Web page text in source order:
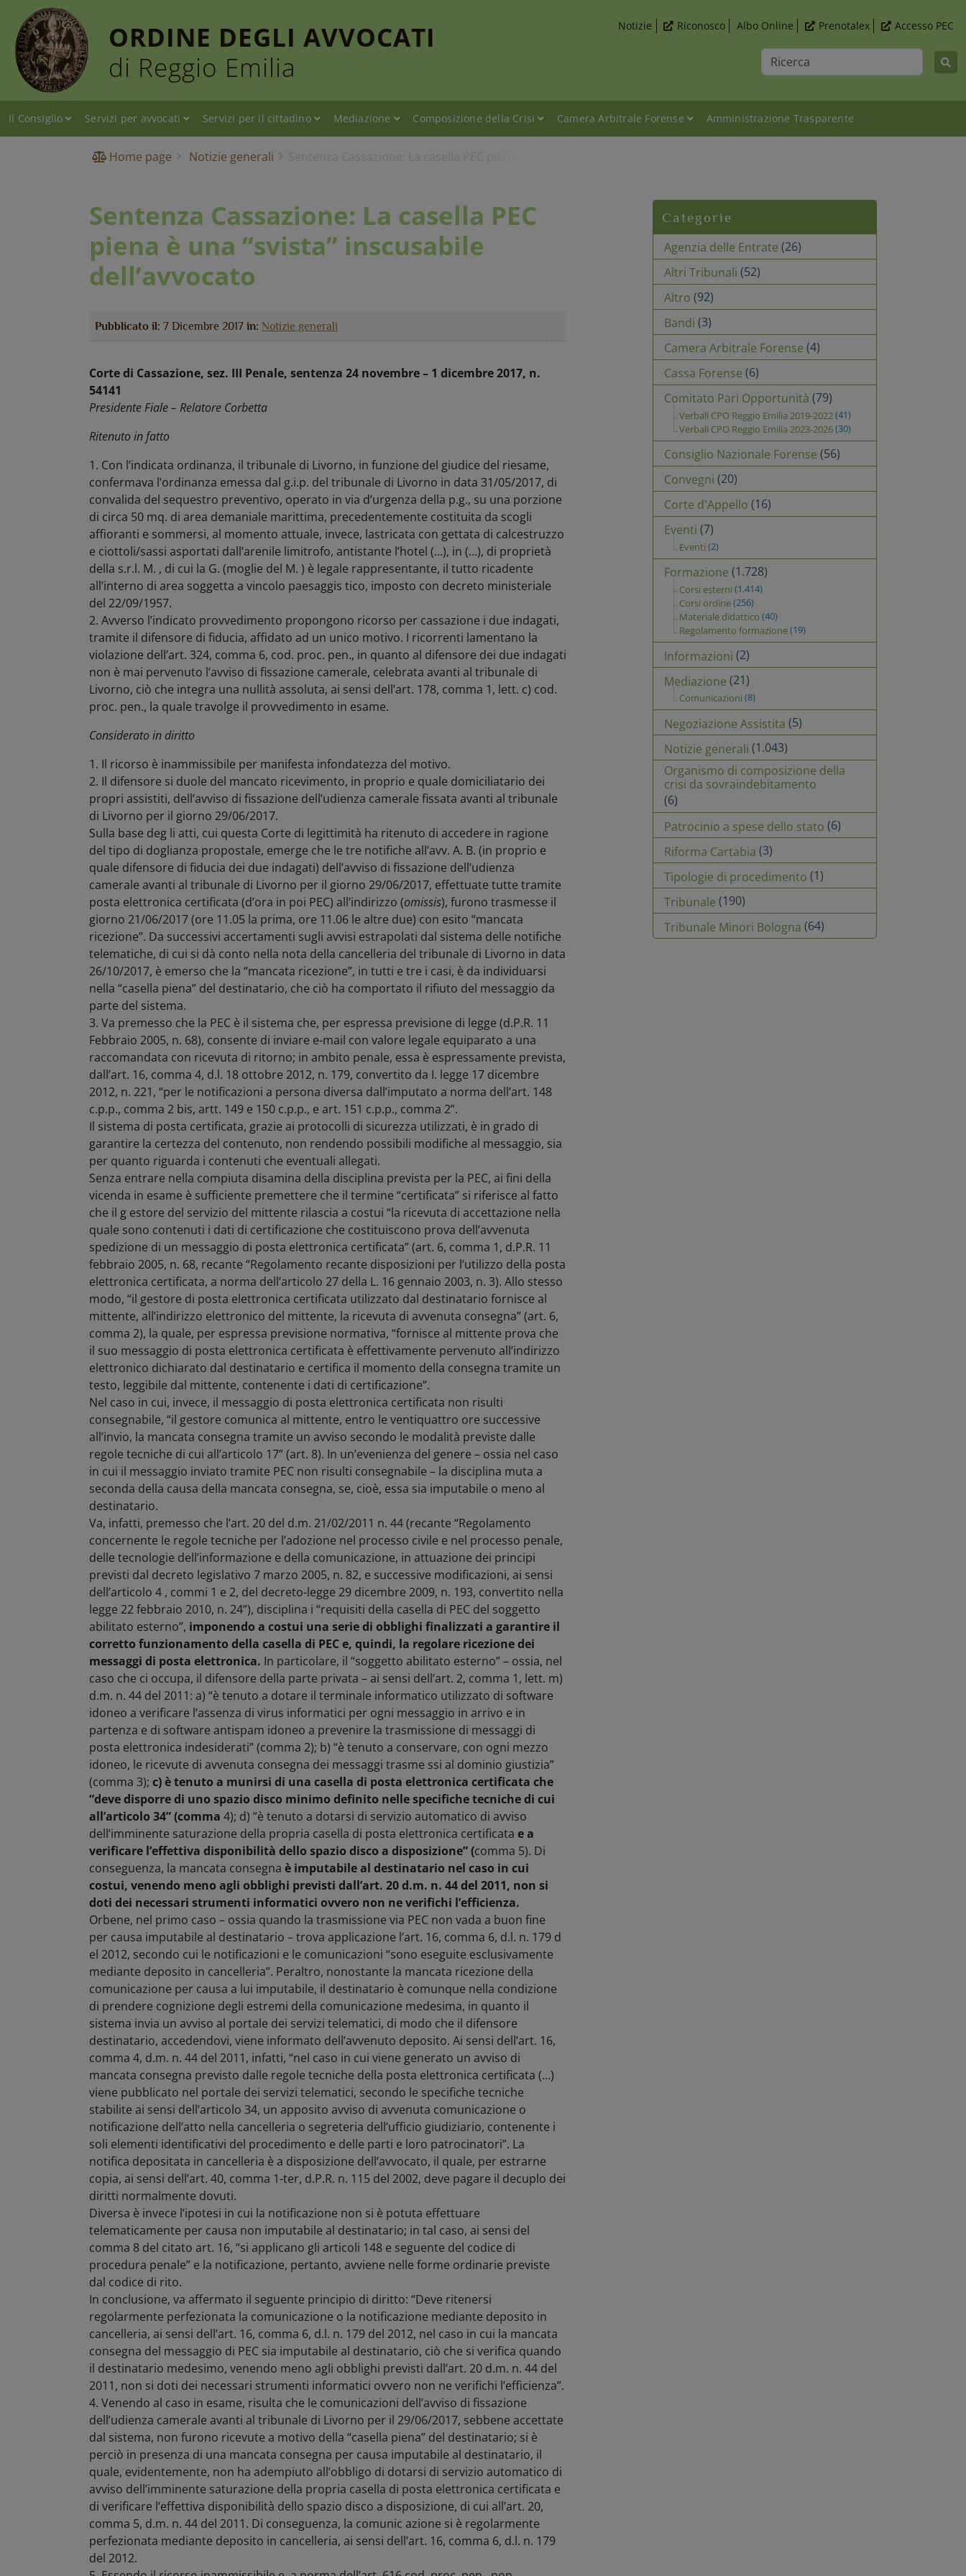
ORDINE DEGLI AVVOCATI
di Reggio Emilia
Ricerca
Notizie Riconosco Albo Online Prenotalex Accesso PEC
Il Consiglio Servizi per avvocati Servizi per il cittadino Mediazione Composizione della Crisi Camera Arbitrale Forense Amministrazione Trasparente
Home page Notizie generali
Sentenza Cassazione: La casella PEC
piena è una “svista” inscusabile
dell’avvocato
Pubblicato il: 7 Dicembre 2017 in: Notizie generali
Corte di Cassazione, sez. III Penale, sentenza 24 novembre – 1 dicembre 2017, n.
54141
Presidente Fiale – Relatore Corbetta
Ritenuto in fatto
1. Con l’indicata ordinanza, il tribunale di Livorno, in funzione del giudice del riesame,
confermava l’ordinanza emessa dal g.i.p. del tribunale di Livorno in data 31/05/2017, di
convalida del sequestro preventivo, operato in via d’urgenza della p.g., su una porzione
di circa 50 mq. di area demaniale marittima, precedentemente costituita da scogli
affioranti e sommersi, al momento attuale, invece, lastricata con gettata di calcestruzzo
e ciottoli/sassi asportati dall’arenile limitrofo, antistante l’hotel (…), in (…), di proprietà
della s.r.l. M. , di cui la G. (moglie del M. ) è legale rappresentante, il tutto ricadente
all’interno di area soggetta a vincolo paesaggis tico, imposto con decreto ministeriale
del 22/09/1957.
2. Avverso l’indicato provvedimento propongono ricorso per cassazione i due indagati,
tramite il difensore di fiducia, affidato ad un unico motivo. I ricorrenti lamentano la
violazione dell’art. 324, comma 6, cod. proc. pen., in quanto al difensore dei due indagati
non è mai pervenuto l’avviso di fissazione camerale, celebrata avanti al tribunale di
Livorno, ciò che integra una nullità assoluta, ai sensi dell’art. 178, comma 1, lett. c) cod.
proc. pen., la quale travolge il provvedimento in esame.
Considerato in diritto
1. Il ricorso è inammissibile per manifesta infondatezza del motivo.
2. Il difensore si duole del mancato ricevimento, in proprio e quale domiciliatario dei
propri assistiti, dell’avviso di fissazione dell’udienza camerale fissata avanti al tribunale
di Livorno per il giorno 29/06/2017.
Sulla base deg li atti, cui questa Corte di legittimità ha ritenuto di accedere in ragione
del tipo di doglianza propostale, emerge che le tre notifiche all’avv. A. B. (in proprio e
quale difensore di fiducia dei due indagati) dell’avviso di fissazione dell’udienza
camerale avanti al tribunale di Livorno per il giorno 29/06/2017, effettuate tutte tramite
posta elettronica certificata (d’ora in poi PEC) all’indirizzo (omissis), furono trasmesse il
giorno 21/06/2017 (ore 11.05 la prima, ore 11.06 le altre due) con esito “mancata
ricezione”. Da successivi accertamenti sugli avvisi estrapolati dal sistema delle notifiche
telematiche, di cui si dà conto nella nota della cancelleria del tribunale di Livorno in data
26/10/2017, è emerso che la “mancata ricezione”, in tutti e tre i casi, è da individuarsi
nella “casella piena” del destinatario, che ciò ha comportato il rifiuto del messaggio da
parte del sistema.
3. Va premesso che la PEC è il sistema che, per espressa previsione di legge (d.P.R. 11
Febbraio 2005, n. 68), consente di inviare e-mail con valore legale equiparato a una
raccomandata con ricevuta di ritorno; in ambito penale, essa è espressamente prevista,
dall’art. 16, comma 4, d.l. 18 ottobre 2012, n. 179, convertito da I. legge 17 dicembre
2012, n. 221, “per le notificazioni a persona diversa dall’imputato a norma dell’art. 148
c.p.p., comma 2 bis, artt. 149 e 150 c.p.p., e art. 151 c.p.p., comma 2”.
Il sistema di posta certificata, grazie ai protocolli di sicurezza utilizzati, è in grado di
garantire la certezza del contenuto, non rendendo possibili modifiche al messaggio, sia
per quanto riguarda i contenuti che eventuali allegati.
Senza entrare nella compiuta disamina della disciplina prevista per la PEC, ai fini della
vicenda in esame è sufficiente premettere che il termine “certificata” si riferisce al fatto
che il g estore del servizio del mittente rilascia a costui “la ricevuta di accettazione nella
quale sono contenuti i dati di certificazione che costituiscono prova dell’avvenuta
spedizione di un messaggio di posta elettronica certificata” (art. 6, comma 1, d.P.R. 11
febbraio 2005, n. 68, recante “Regolamento recante disposizioni per l’utilizzo della posta
elettronica certificata, a norma dell’articolo 27 della L. 16 gennaio 2003, n. 3). Allo stesso
modo, “il gestore di posta elettronica certificata utilizzato dal destinatario fornisce al
mittente, all’indirizzo elettronico del mittente, la ricevuta di avvenuta consegna” (art. 6,
comma 2), la quale, per espressa previsione normativa, “fornisce al mittente prova che
il suo messaggio di posta elettronica certificata è effettivamente pervenuto all’indirizzo
elettronico dichiarato dal destinatario e certifica il momento della consegna tramite un
testo, leggibile dal mittente, contenente i dati di certificazione”.
Nel caso in cui, invece, il messaggio di posta elettronica certificata non risulti
consegnabile, “il gestore comunica al mittente, entro le ventiquattro ore successive
all’invio, la mancata consegna tramite un avviso secondo le modalità previste dalle
regole tecniche di cui all’articolo 17” (art. 8). In un’evenienza del genere – ossia nel caso
in cui il messaggio inviato tramite PEC non risulti consegnabile – la disciplina muta a
seconda della causa della mancata consegna, se, cioè, essa sia imputabile o meno al
destinatario.
Va, infatti, premesso che l’art. 20 del d.m. 21/02/2011 n. 44 (recante “Regolamento
concernente le regole tecniche per l’adozione nel processo civile e nel processo penale,
delle tecnologie dell’informazione e della comunicazione, in attuazione dei principi
previsti dal decreto legislativo 7 marzo 2005, n. 82, e successive modificazioni, ai sensi
dell’articolo 4 , commi 1 e 2, del decreto-legge 29 dicembre 2009, n. 193, convertito nella
legge 22 febbraio 2010, n. 24”), disciplina i “requisiti della casella di PEC del soggetto
abilitato esterno”, imponendo a costui una serie di obblighi finalizzati a garantire il
corretto funzionamento della casella di PEC e, quindi, la regolare ricezione dei
messaggi di posta elettronica. In particolare, il “soggetto abilitato esterno” – ossia, nel
caso che ci occupa, il difensore della parte privata – ai sensi dell’art. 2, comma 1, lett. m)
d.m. n. 44 del 2011: a) “è tenuto a dotare il terminale informatico utilizzato di software
idoneo a verificare l’assenza di virus informatici per ogni messaggio in arrivo e in
partenza e di software antispam idoneo a prevenire la trasmissione di messaggi di
posta elettronica indesiderati” (comma 2); b) “è tenuto a conservare, con ogni mezzo
idoneo, le ricevute di avvenuta consegna dei messaggi trasme ssi al dominio giustizia”
(comma 3); c) è tenuto a munirsi di una casella di posta elettronica certificata che
“deve disporre di uno spazio disco minimo definito nelle specifiche tecniche di cui
all’articolo 34” (comma 4); d) “è tenuto a dotarsi di servizio automatico di avviso
dell’imminente saturazione della propria casella di posta elettronica certificata e a
verificare l’effettiva disponibilità dello spazio disco a disposizione” (comma 5). Di
conseguenza, la mancata consegna è imputabile al destinatario nel caso in cui
costui, venendo meno agli obblighi previsti dall’art. 20 d.m. n. 44 del 2011, non si
doti dei necessari strumenti informatici ovvero non ne verifichi l’efficienza.
Orbene, nel primo caso – ossia quando la trasmissione via PEC non vada a buon fine
per causa imputabile al destinatario – trova applicazione l’art. 16, comma 6, d.l. n. 179 d
el 2012, secondo cui le notificazioni e le comunicazioni “sono eseguite esclusivamente
mediante deposito in cancelleria”. Peraltro, nonostante la mancata ricezione della
comunicazione per causa a lui imputabile, il destinatario è comunque nella condizione
di prendere cognizione degli estremi della comunicazione medesima, in quanto il
sistema invia un avviso al portale dei servizi telematici, di modo che il difensore
destinatario, accedendovi, viene informato dell’avvenuto deposito. Ai sensi dell’art. 16,
comma 4, d.m. n. 44 del 2011, infatti, “nel caso in cui viene generato un avviso di
mancata consegna previsto dalle regole tecniche della posta elettronica certificata (…)
viene pubblicato nel portale dei servizi telematici, secondo le specifiche tecniche
stabilite ai sensi dell’articolo 34, un apposito avviso di avvenuta comunicazione o
notificazione dell’atto nella cancelleria o segreteria dell’ufficio giudiziario, contenente i
soli elementi identificativi del procedimento e delle parti e loro patrocinatori”. La
notifica depositata in cancelleria è a disposizione dell’avvocato, il quale, per estrarne
copia, ai sensi dell’art. 40, comma 1-ter, d.P.R. n. 115 del 2002, deve pagare il decuplo dei
diritti normalmente dovuti.
Diversa è invece l’ipotesi in cui la notificazione non si è potuta effettuare
telematicamente per causa non imputabile al destinatario; in tal caso, ai sensi del
comma 8 del citato art. 16, “si applicano gli articoli 148 e seguente del codice di
procedura penale” e la notificazione, pertanto, avviene nelle forme ordinarie previste
dal codice di rito.
In conclusione, va affermato il seguente principio di diritto: “Deve ritenersi
regolarmente perfezionata la comunicazione o la notificazione mediante deposito in
cancelleria, ai sensi dell’art. 16, comma 6, d.l. n. 179 del 2012, nel caso in cui la mancata
consegna del messaggio di PEC sia imputabile al destinatario, ciò che si verifica quando
il destinatario medesimo, venendo meno agli obblighi previsti dall’art. 20 d.m. n. 44 del
2011, non si doti dei necessari strumenti informatici ovvero non ne verifichi l’efficienza”.
4. Venendo al caso in esame, risulta che le comunicazioni dell’avviso di fissazione
dell’udienza camerale avanti al tribunale di Livorno per il 29/06/2017, sebbene accettate
dal sistema, non furono ricevute a motivo della “casella piena” del destinatario; si è
perciò in presenza di una mancata consegna per causa imputabile al destinatario, il
quale, evidentemente, non ha adempiuto all’obbligo di dotarsi di servizio automatico di
avviso dell’imminente saturazione della propria casella di posta elettronica certificata e
di verificare l’effettiva disponibilità dello spazio disco a disposizione, di cui all’art. 20,
comma 5, d.m. n. 44 del 2011. Di conseguenza, la comunic azione si è regolarmente
perfezionata mediante deposito in cancelleria, ai sensi dell’art. 16, comma 6, d.l. n. 179
del 2012.
Categorie
Agenzia delle Entrate (26)
Altri Tribunali (52)
Altro (92)
Bandi (3)
Camera Arbitrale Forense (4)
Cassa Forense (6)
Comitato Pari Opportunità (79)
Verbali CPO Reggio Emilia 2019-2022(41)
Verbali CPO Reggio Emilia 2023-2026(30)
Consiglio Nazionale Forense (56)
Convegni (20)
Corte d'Appello (16)
Eventi (7)
Eventi (2)
Formazione (1.728)
Corsi esterni (1.414)
Corsi ordine(256)
Materiale didattico (40)
Regolamento formazione(19)
Informazioni (2)
Mediazione (21)
Comunicazioni (8)
Negoziazione Assistita (5)
Notizie generali (1.043)
Organismo di composizione della
crisi da sovraindebitamento
(6)
Patrocinio a spese dello stato (6)
Riforma Cartabia (3)
Tipologie di procedimento (1)
Tribunale (190)
Tribunale Minori Bologna (64)